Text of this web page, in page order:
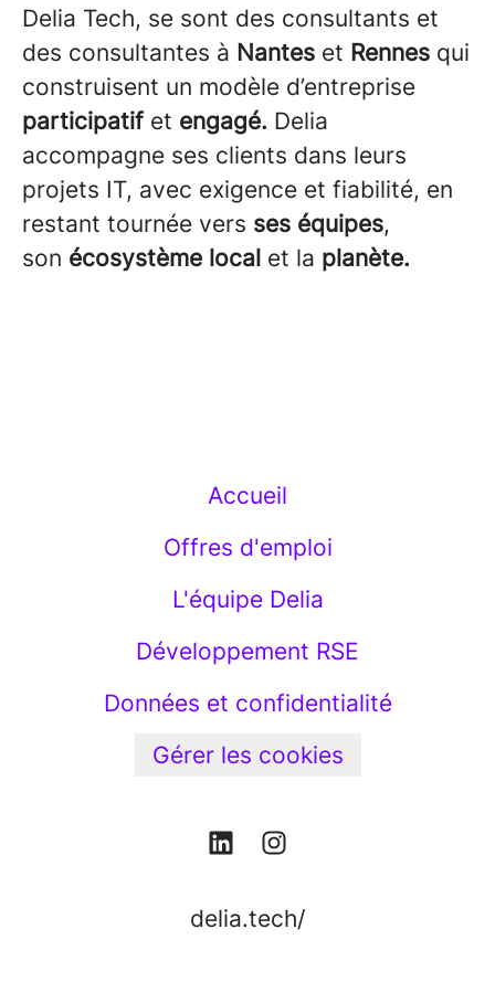
Delia Tech, se sont des consultants et
des consultantes à Nantes et Rennes qui
construisent un modèle d’entreprise
participatif et engagé. Delia
accompagne ses clients dans leurs
projets IT, avec exigence et fiabilité, en
restant tournée vers ses équipes,
son écosystème local et la planète.
Accueil
Offres d'emploi
L'équipe Delia
Développement RSE
Données et confidentialité
Gérer les cookies
delia.tech/